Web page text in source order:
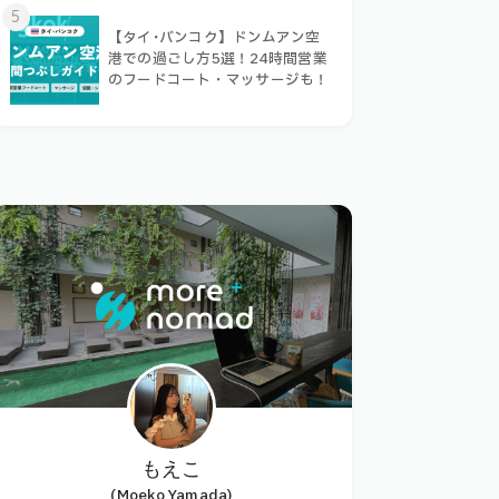
5
【タイ･バンコク】ドンムアン空
港での過ごし方5選！24時間営業
のフードコート・マッサージも！
もえこ